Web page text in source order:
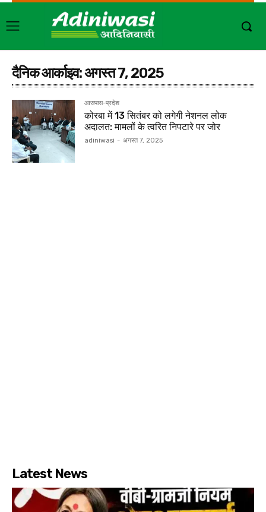
दैनिक आर्काइव: अगस्त 7, 2025
आसपास-प्रदेश
कोरबा में 13 सितंबर को लगेगी नेशनल लोक
अदालत: मामलों के त्वरित निपटारे पर जोर
adiniwasi - अगस्त 7, 2025
Latest News